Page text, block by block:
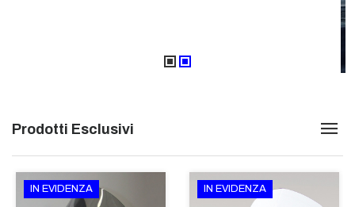
Prodotti Esclusivi
IN EVIDENZA IN EVIDENZA